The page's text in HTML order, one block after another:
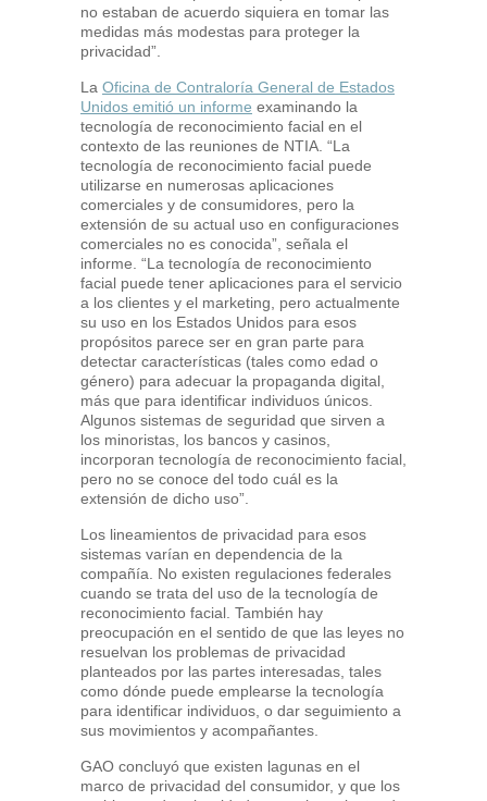
no estaban de acuerdo siquiera en tomar las
medidas más modestas para proteger la
privacidad”.
La Oficina de Contraloría General de Estados
Unidos emitió un informe examinando la
tecnología de reconocimiento facial en el
contexto de las reuniones de NTIA. “La
tecnología de reconocimiento facial puede
utilizarse en numerosas aplicaciones
comerciales y de consumidores, pero la
extensión de su actual uso en configuraciones
comerciales no es conocida”, señala el
informe. “La tecnología de reconocimiento
facial puede tener aplicaciones para el servicio
a los clientes y el marketing, pero actualmente
su uso en los Estados Unidos para esos
propósitos parece ser en gran parte para
detectar características (tales como edad o
género) para adecuar la propaganda digital,
más que para identificar individuos únicos.
Algunos sistemas de seguridad que sirven a
los minoristas, los bancos y casinos,
incorporan tecnología de reconocimiento facial,
pero no se conoce del todo cuál es la
extensión de dicho uso”.
Los lineamientos de privacidad para esos
sistemas varían en dependencia de la
compañía. No existen regulaciones federales
cuando se trata del uso de la tecnología de
reconocimiento facial. También hay
preocupación en el sentido de que las leyes no
resuelvan los problemas de privacidad
planteados por las partes interesadas, tales
como dónde puede emplearse la tecnología
para identificar individuos, o dar seguimiento a
sus movimientos y acompañantes.
GAO concluyó que existen lagunas en el
marco de privacidad del consumidor, y que los